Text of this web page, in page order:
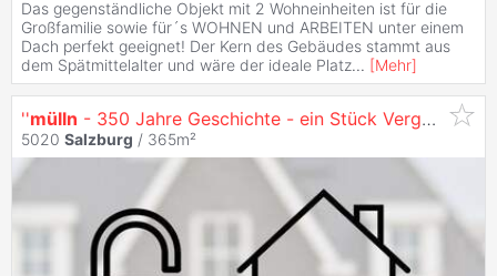
Das gegenständliche Objekt mit 2 Wohneinheiten ist für die
Großfamilie sowie für´s WOHNEN und ARBEITEN unter einem
Dach perfekt geeignet! Der Kern des Gebäudes stammt aus
dem Spätmittelalter und wäre der ideale Platz... [Mehr]
''mülln - 350 Jahre Geschichte - ein Stück Vergangenheit mit Viel Potenzial''
5020 Salzburg / 365m²